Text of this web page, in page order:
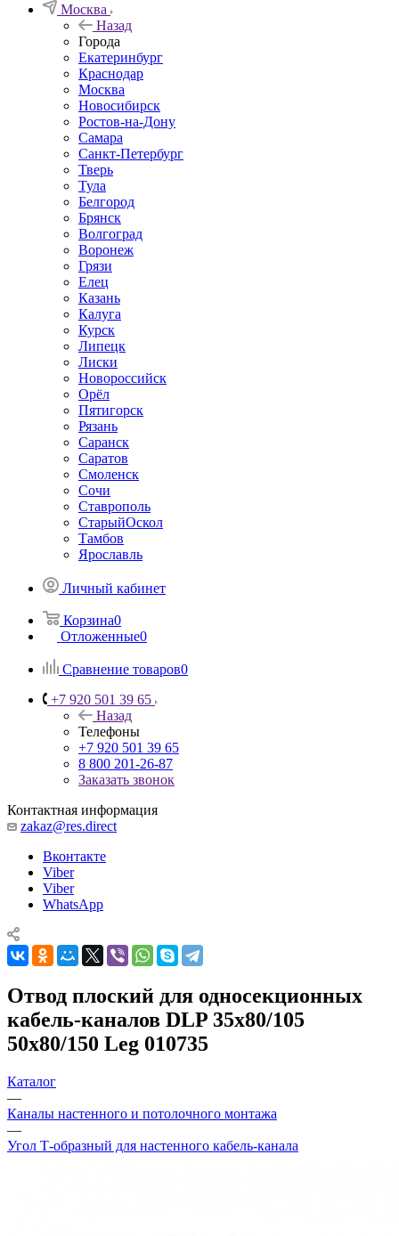
Москва
Назад
Города
Екатеринбург
Краснодар
Москва
Новосибирск
Ростов-на-Дону
Самара
Санкт-Петербург
Тверь
Тула
Белгород
Брянск
Волгоград
Воронеж
Грязи
Елец
Казань
Калуга
Курск
Липецк
Лиски
Новороссийск
Орёл
Пятигорск
Рязань
Саранск
Саратов
Смоленск
Сочи
Ставрополь
СтарыйОскол
Тамбов
Ярославль
Личный кабинет
Корзина0
Отложенные0
Сравнение товаров0
+7 920 501 39 65
Назад
Телефоны
+7 920 501 39 65
8 800 201-26-87
Заказать звонок
Контактная информация
zakaz@res.direct
Вконтакте
Viber
Viber
WhatsApp
Отвод плоский для односекционных
кабель-каналов DLP 35х80/105
50х80/150 Leg 010735
Каталог
—
Каналы настенного и потолочного монтажа
—
Угол Т-образный для настенного кабель-канала